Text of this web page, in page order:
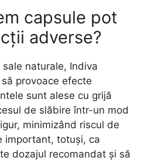
capsule pot
adverse?
naturale, Indiva
provoace efecte
sunt alese cu grijă
de slăbire într-un mod
minimizând riscul de
important, totuși, ca
dozajul recomandat și să